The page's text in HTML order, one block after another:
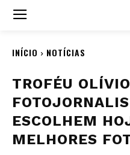
INÍCIO NOTÍCIAS
TROFÉU
ESCOLHEM
MELHORES